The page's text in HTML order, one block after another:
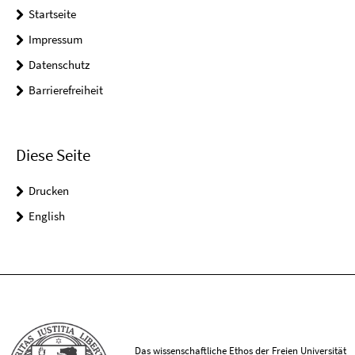
Startseite
Impressum
Datenschutz
Barrierefreiheit
Diese Seite
Drucken
English
Das wissenschaftliche Ethos der Freien Universität